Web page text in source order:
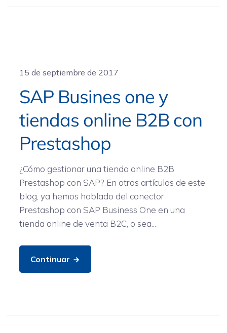
15 de septiembre de 2017
SAP Busines one y
tiendas online B2B con
Prestashop
¿Cómo gestionar una tienda online B2B
Prestashop con SAP? En otros artículos de este
blog, ya hemos hablado del conector
Prestashop con SAP Business One en una
tienda online de venta B2C, o sea...
Continuar